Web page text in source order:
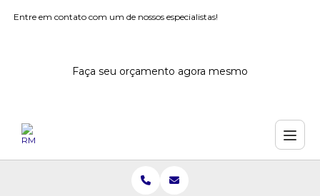
Entre em contato com um de nossos especialistas!
Faça seu orçamento agora mesmo